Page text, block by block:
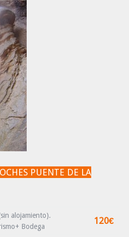
PUENTE DE LA
alojamiento).
Bodega
120€